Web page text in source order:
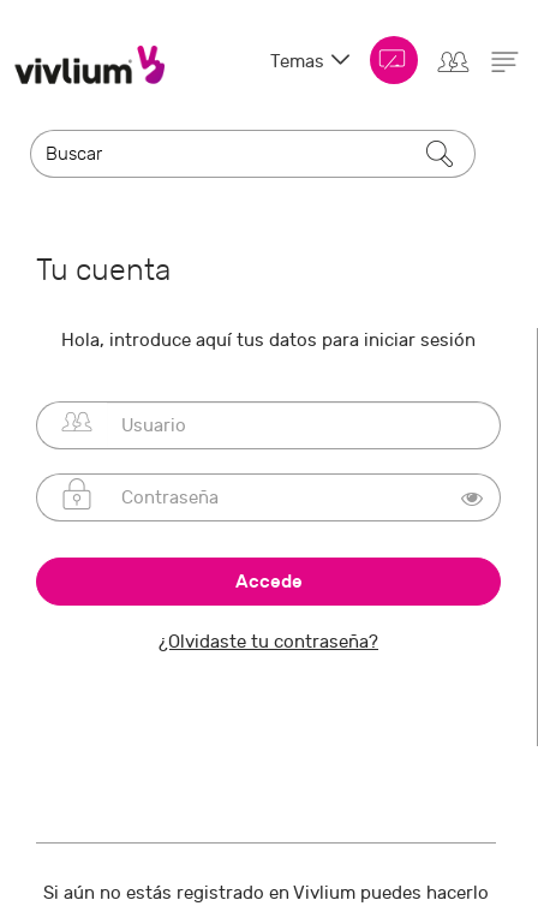
Temas
Tu cuenta
Hola, introduce aquí tus datos para iniciar sesión
¿Olvidaste tu contraseña?
Si aún no estás registrado en Vivlium puedes hacerlo